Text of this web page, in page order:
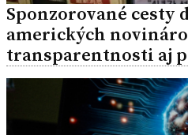
Sponzorované cesty
amerických
transparentnosti aj